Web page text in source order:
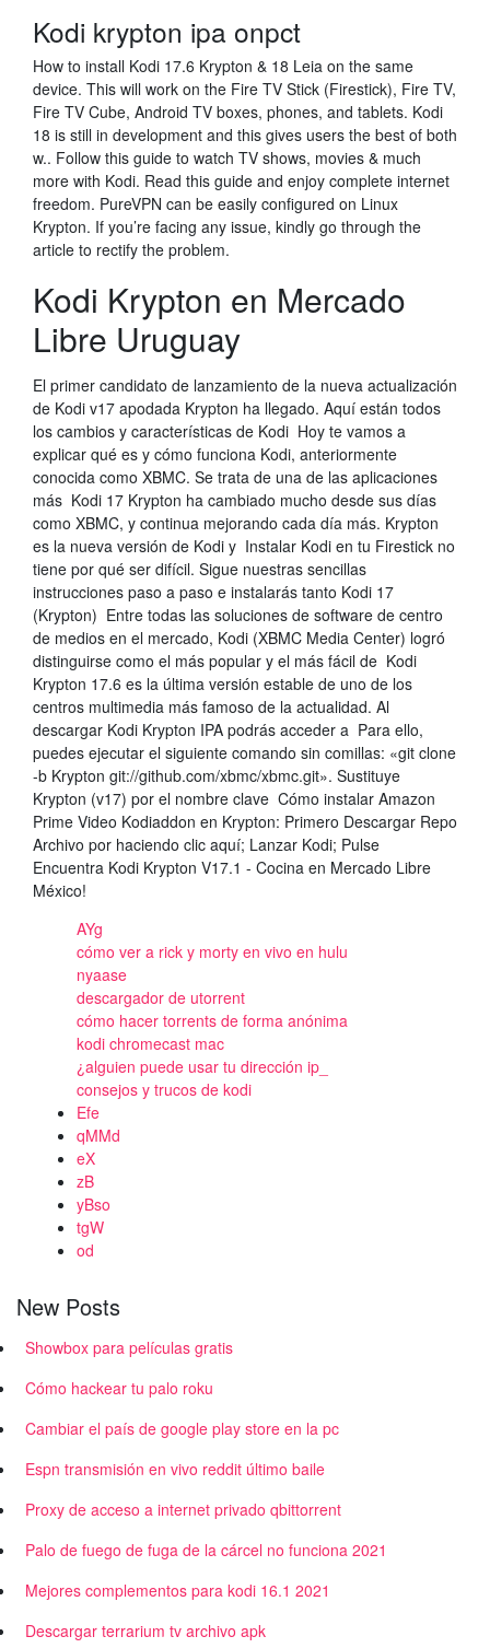
Kodi krypton ipa onpct
How to install Kodi 17.6 Krypton & 18 Leia on the same
device. This will work on the Fire TV Stick (Firestick), Fire TV,
Fire TV Cube, Android TV boxes, phones, and tablets. Kodi
18 is still in development and this gives users the best of both
w.. Follow this guide to watch TV shows, movies & much
more with Kodi. Read this guide and enjoy complete internet
freedom. PureVPN can be easily configured on Linux
Krypton. If you’re facing any issue, kindly go through the
article to rectify the problem.
Kodi Krypton en Mercado
Libre Uruguay
El primer candidato de lanzamiento de la nueva actualización
de Kodi v17 apodada Krypton ha llegado. Aquí están todos
los cambios y características de Kodi Hoy te vamos a
explicar qué es y cómo funciona Kodi, anteriormente
conocida como XBMC. Se trata de una de las aplicaciones
más Kodi 17 Krypton ha cambiado mucho desde sus días
como XBMC, y continua mejorando cada día más. Krypton
es la nueva versión de Kodi y Instalar Kodi en tu Firestick no
tiene por qué ser difícil. Sigue nuestras sencillas
instrucciones paso a paso e instalarás tanto Kodi 17
(Krypton) Entre todas las soluciones de software de centro
de medios en el mercado, Kodi (XBMC Media Center) logró
distinguirse como el más popular y el más fácil de Kodi
Krypton 17.6 es la última versión estable de uno de los
centros multimedia más famoso de la actualidad. Al
descargar Kodi Krypton IPA podrás acceder a Para ello,
puedes ejecutar el siguiente comando sin comillas: «git clone
-b Krypton git://github.com/xbmc/xbmc.git». Sustituye
Krypton (v17) por el nombre clave Cómo instalar Amazon
Prime Video Kodiaddon en Krypton: Primero Descargar Repo
Archivo por haciendo clic aquí; Lanzar Kodi; Pulse
Encuentra Kodi Krypton V17.1 - Cocina en Mercado Libre
México!
AYg
cómo ver a rick y morty en vivo en hulu
nyaase
descargador de utorrent
cómo hacer torrents de forma anónima
kodi chromecast mac
¿alguien puede usar tu dirección ip_
consejos y trucos de kodi
Efe
qMMd
eX
zB
yBso
tgW
od
New Posts
Showbox para películas gratis
Cómo hackear tu palo roku
Cambiar el país de google play store en la pc
Espn transmisión en vivo reddit último baile
Proxy de acceso a internet privado qbittorrent
Palo de fuego de fuga de la cárcel no funciona 2021
Mejores complementos para kodi 16.1 2021
Descargar terrarium tv archivo apk